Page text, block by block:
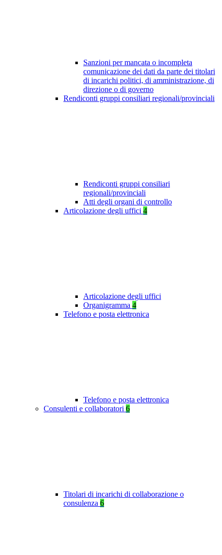
Sanzioni per mancata o incompleta
comunicazione dei dati da parte dei titolari
di incarichi politici, di amministrazione, di
direzione o di governo
Rendiconti gruppi consiliari regionali/provinciali
Rendiconti gruppi consiliari
regionali/provinciali
Atti degli organi di controllo
Articolazione degli uffici 4
Articolazione degli uffici
Organigramma 4
Telefono e posta elettronica
Telefono e posta elettronica
Consulenti e collaboratori 6
Titolari di incarichi di collaborazione o
consulenza 6